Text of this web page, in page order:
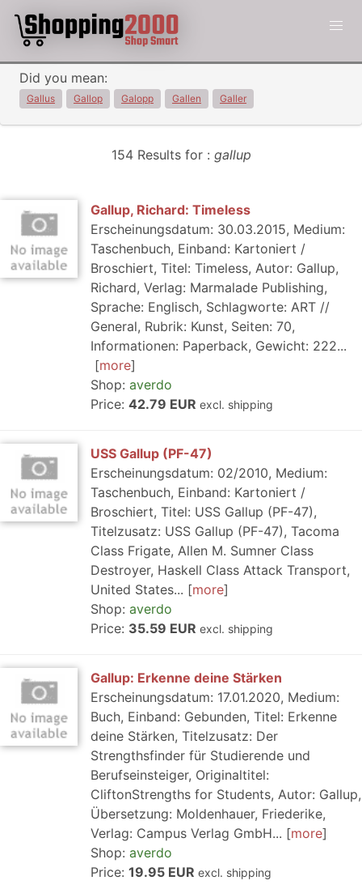
Did you mean:
Gallus Gallop Galopp Gallen Galler
154 Results for : gallup
Gallup, Richard: Timeless
Erscheinungsdatum: 30.03.2015, Medium:
Taschenbuch, Einband: Kartoniert /
Broschiert, Titel: Timeless, Autor: Gallup,
Richard, Verlag: Marmalade Publishing,
Sprache: Englisch, Schlagworte: ART //
General, Rubrik: Kunst, Seiten: 70,
Informationen: Paperback, Gewicht: 222...
more
Shop: averdo
Price: 42.79 EUR excl. shipping
USS Gallup (PF-47)
Erscheinungsdatum: 02/2010, Medium:
Taschenbuch, Einband: Kartoniert /
Broschiert, Titel: USS Gallup (PF-47),
Titelzusatz: USS Gallup (PF-47), Tacoma
Class Frigate, Allen M. Sumner Class
Destroyer, Haskell Class Attack Transport,
United States...
more
Shop: averdo
Price: 35.59 EUR excl. shipping
Gallup: Erkenne deine Stärken
Erscheinungsdatum: 17.01.2020, Medium:
Buch, Einband: Gebunden, Titel: Erkenne
deine Stärken, Titelzusatz: Der
Strengthsfinder für Studierende und
Berufseinsteiger, Originaltitel:
CliftonStrengths for Students, Autor: Gallup,
Übersetzung: Moldenhauer, Friederike,
Verlag: Campus Verlag GmbH...
more
Shop: averdo
Price: 19.95 EUR excl. shipping